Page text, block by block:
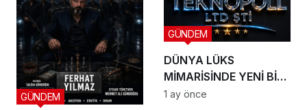
GÜNDEM
DÜNYA LÜKS
MİMARİSİNDE YENİ BİR
DÖNEM BAŞLIYOR
GÜNDEM
1 ay önce